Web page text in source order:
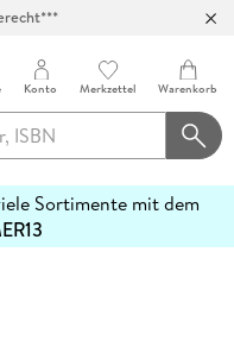
Konto Merkzettel Warenkorb
Sortimente mit dem